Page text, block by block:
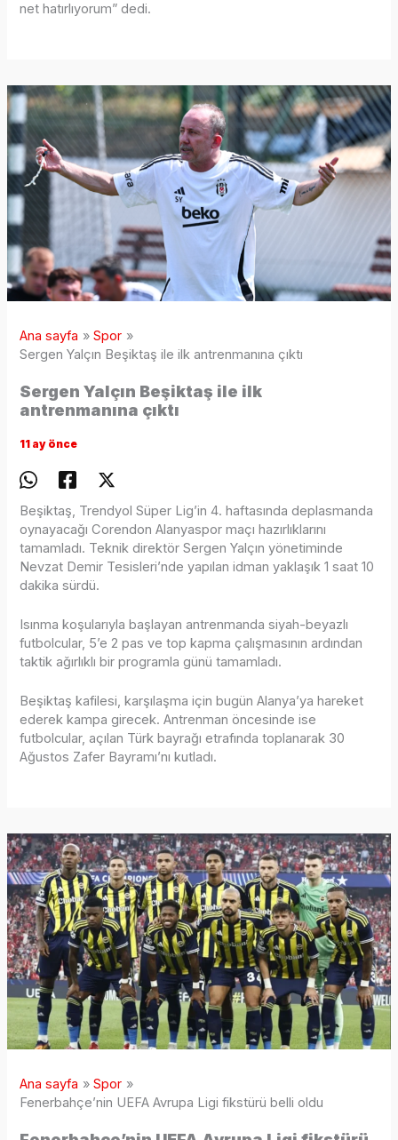
net hatırlıyorum” dedi.
Ana sayfa
Spor
Sergen Yalçın Beşiktaş ile ilk antrenmanına çıktı
Sergen Yalçın Beşiktaş ile ilk
antrenmanına çıktı
11 ay önce
Beşiktaş, Trendyol Süper Lig’in 4. haftasında deplasmanda
oynayacağı Corendon Alanyaspor maçı hazırlıklarını
tamamladı. Teknik direktör Sergen Yalçın yönetiminde
Nevzat Demir Tesisleri’nde yapılan idman yaklaşık 1 saat 10
dakika sürdü.
Isınma koşularıyla başlayan antrenmanda siyah-beyazlı
futbolcular, 5’e 2 pas ve top kapma çalışmasının ardından
taktik ağırlıklı bir programla günü tamamladı.
Beşiktaş kafilesi, karşılaşma için bugün Alanya’ya hareket
ederek kampa girecek. Antrenman öncesinde ise
futbolcular, açılan Türk bayrağı etrafında toplanarak 30
Ağustos Zafer Bayramı’nı kutladı.
Ana sayfa
Spor
Fenerbahçe’nin UEFA Avrupa Ligi fikstürü belli oldu